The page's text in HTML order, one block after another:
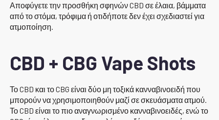
Αποφύγετε την προσθήκη σφηνών CBD σε έλαια, βάμματα
από το στόμα, τρόφιμα ή οτιδήποτε δεν έχει σχεδιαστεί για
ατμοποίηση.
CBD + CBG Vape Shots
Το CBD και το CBG είναι δύο μη τοξικά κανναβινοειδή που
μπορούν να χρησιμοποιηθούν μαζί σε σκευάσματα ατμού.
Το CBD είναι το πιο αναγνωρισμένο κανναβινοειδές, ενώ το